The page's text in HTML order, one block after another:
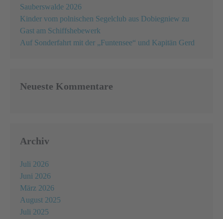
Sauberswalde 2026
Kinder vom polnischen Segelclub aus Dobiegniew zu
Gast am Schiffshebewerk
Auf Sonderfahrt mit der „Funtensee“ und Kapitän Gerd
Neueste Kommentare
Archiv
Juli 2026
Juni 2026
März 2026
August 2025
Juli 2025